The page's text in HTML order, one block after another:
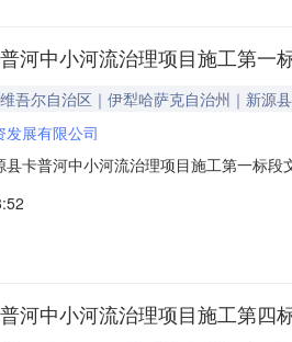
河中小河流治理项目施工第一
吾尔自治区｜伊犁哈萨克自治州｜新源县
发展有限公司
县卡普河中小河流治理项目施工第一标
主要内容新疆伊犁州新源县卡普河中小
河中小河流治理项目施工第四